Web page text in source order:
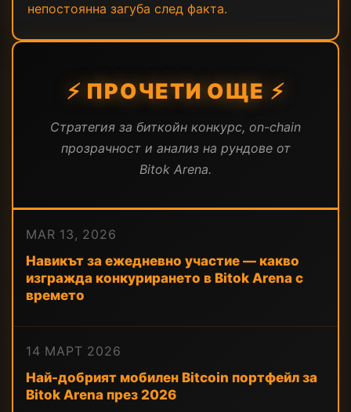
непостоянна загуба след факта.
⚡ ПРОЧЕТИ ОЩЕ ⚡
Стратегия за биткойн конкурс, on-chain
прозрачност и анализ на рундове от
Bitok Arena.
MAR 13, 2026
Навикът за ежедневно участие — какво
изгражда конкурирането в Bitok Arena с
времето
14 МАРТ 2026
Най-добрият мобилен Bitcoin портфейл за
Bitok Arena през 2026